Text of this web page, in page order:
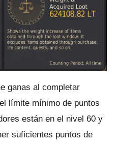
ganas al completar
límite mínimo de puntos
están en el nivel 60 y
suficientes puntos de